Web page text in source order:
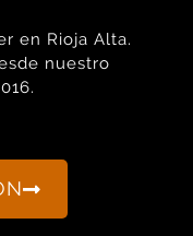
en Rioja Alta.
nuestro